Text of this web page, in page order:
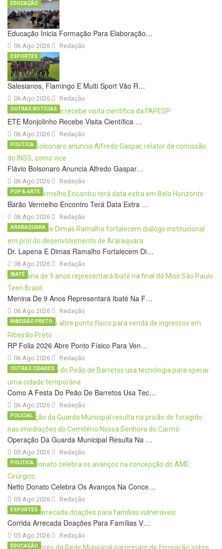
Educação Inicia Formação Para Elaboração…
06 Ago 2026
EDUCAÇÃO
Redação
Salesianos, Flamingo E Multi Sport Vão R…
06 Ago 2026
ESPORTES
Redação
ETE Monjolinho Recebe Visita Científica …
06 Ago 2026
OUTRAS NOTÍCIAS
Redação
Flávio Bolsonaro Anuncia Alfredo Gaspar…
06 Ago 2026
POLÍTICA
Redação
Barão Vermelho Encontro Terá Data Extra …
06 Ago 2026
POP & ARTE
Redação
Dr. Lapena E Dimas Ramalho Fortalecem Di…
06 Ago 2026
ARARAQUARA
Redação
Menina De 9 Anos Representará Ibaté Na F…
06 Ago 2026
IBATÉ
Redação
RP Folia 2026 Abre Ponto Físico Para Ven…
06 Ago 2026
RIBEIRÃO PRETO
Redação
Como A Festa Do Peão De Barretos Usa Tec…
06 Ago 2026
OUTRAS CIDADES
Redação
Operação Da Guarda Municipal Resulta Na …
05 Ago 2026
POLICIAL
Redação
Netto Donato Celebra Os Avanços Na Conce…
05 Ago 2026
POLÍTICA
Redação
Corrida Arrecada Doações Para Famílias V…
05 Ago 2026
ESPORTES
Redação
EDUCAÇÃO